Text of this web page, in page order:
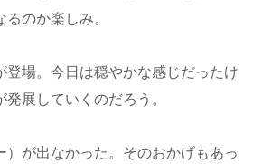
のか楽しみ。
登場。今日は穏やかな感じだったけ
展していくのだろう。
）が出なかった。そのおかげもあっ